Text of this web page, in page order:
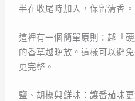
半在收尾時加入，保留清香。
這裡有一個簡單原則：越「
的香草越晚放。這樣可以避
更完整。
鹽、胡椒與鮮味：讓番茄味